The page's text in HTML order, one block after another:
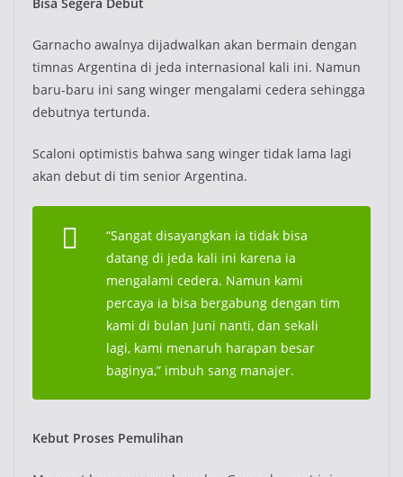
Garnacho awalnya dijadwalkan akan bermain dengan
timnas Argentina di jeda internasional kali ini. Namun
baru-baru ini sang winger mengalami cedera sehingga
debutnya tertunda.
Scaloni optimistis bahwa sang winger tidak lama lagi
akan debut di tim senior Argentina.
“Sangat disayangkan ia tidak bisa
datang di jeda kali ini karena ia
mengalami cedera. Namun kami
percaya ia bisa bergabung dengan tim
kami di bulan Juni nanti, dan sekali
lagi, kami menaruh harapan besar
baginya,” imbuh sang manajer.
Kebut Proses Pemulihan